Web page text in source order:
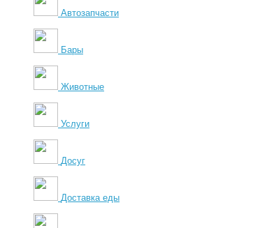
Автозапчасти
Бары
Животные
Услуги
Досуг
Доставка еды